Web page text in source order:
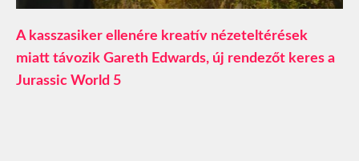
A kasszasiker ellenére kreatív nézeteltérések
miatt távozik Gareth Edwards, új rendezőt keres a
Jurassic World 5